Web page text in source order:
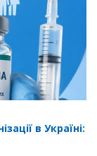
в Україні: